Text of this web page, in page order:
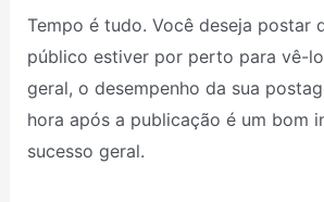
Tempo é tudo. Você deseja postar
público estiver por perto para vê-
geral, o desempenho da sua
hora após a publicação é um bom
sucesso geral.